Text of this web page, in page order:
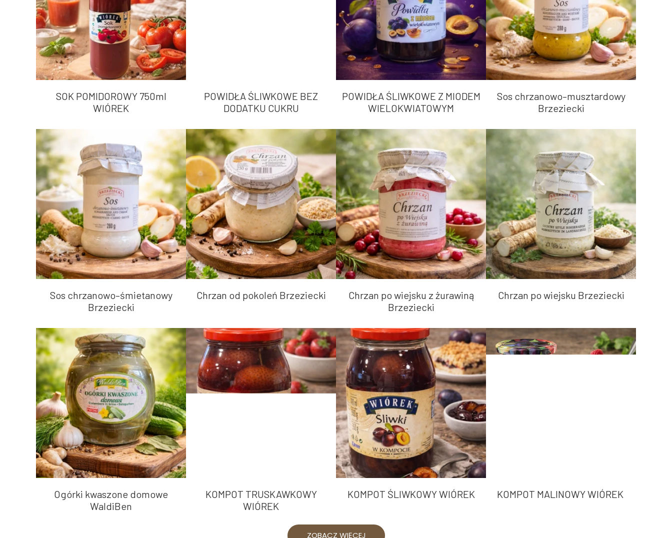
ZOBACZ WIĘCEJ
SOK POMIDOROWY 750ml
WIÓREK
POWIDŁA ŚLIWKOWE BEZ
DODATKU CUKRU
POWIDŁA ŚLIWKOWE Z MIODEM
WIELOKWIATOWYM
Sos chrzanowo–musztardowy
Brzeziecki
Sos chrzanowo–śmietanowy
Brzeziecki
Chrzan od pokoleń Brzeziecki
Chrzan po wiejsku z żurawiną
Brzeziecki
Chrzan po wiejsku Brzeziecki
Ogórki kwaszone domowe
WaldiBen
KOMPOT TRUSKAWKOWY
WIÓREK
KOMPOT ŚLIWKOWY WIÓREK KOMPOT MALINOWY WIÓREK